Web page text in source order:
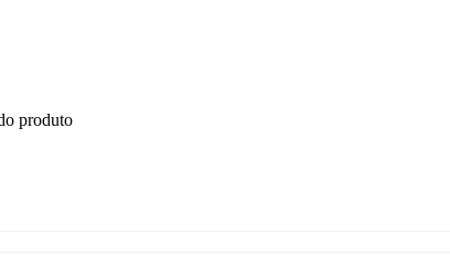
produto